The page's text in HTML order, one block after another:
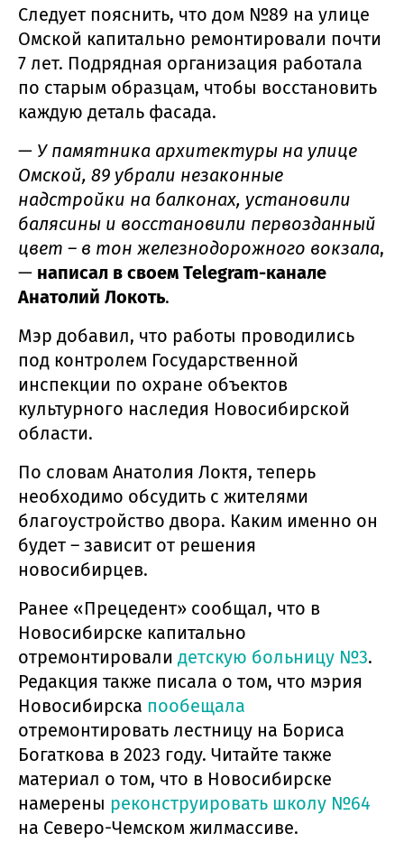
Следует пояснить, что дом №89 на улице
Омской капитально ремонтировали почти
7 лет. Подрядная организация работала
по старым образцам, чтобы восстановить
каждую деталь фасада.
— У памятника архитектуры на улице
Омской, 89 убрали незаконные
надстройки на балконах, установили
балясины и восстановили первозданный
цвет – в тон железнодорожного вокзала,
— написал в своем Telegram-канале
Анатолий Локоть.
Мэр добавил, что работы проводились
под контролем Государственной
инспекции по охране объектов
культурного наследия Новосибирской
области.
По словам Анатолия Локтя, теперь
необходимо обсудить с жителями
благоустройство двора. Каким именно он
будет – зависит от решения
новосибирцев.
Ранее «Прецедент» сообщал, что в
Новосибирске капитально
отремонтировали детскую больницу №3.
Редакция также писала о том, что мэрия
Новосибирска пообещала
отремонтировать лестницу на Бориса
Богаткова в 2023 году. Читайте также
материал о том, что в Новосибирске
намерены реконструировать школу №64
на Северо-Чемском жилмассиве.